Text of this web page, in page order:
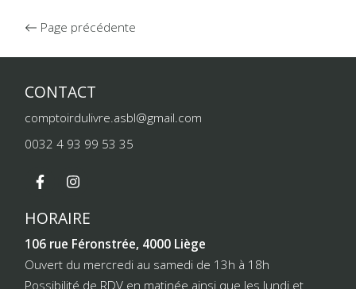
Page précédente
CONTACT
comptoirdulivre.asbl@gmail.com
0032 4 93 99 53 35
HORAIRE
106 rue Féronstrée, 4000 Liège
Ouvert du mercredi au samedi de 13h à 18h
Possibilité de RDV en matinée ainsi que les lundi et